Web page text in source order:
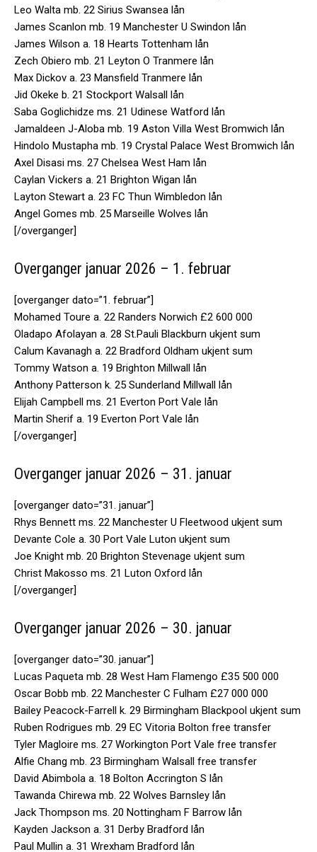
Leo Walta mb. 22 Sirius Swansea lån
James Scanlon mb. 19 Manchester U Swindon lån
James Wilson a. 18 Hearts Tottenham lån
Zech Obiero mb. 21 Leyton O Tranmere lån
Max Dickov a. 23 Mansfield Tranmere lån
Jid Okeke b. 21 Stockport Walsall lån
Saba Goglichidze ms. 21 Udinese Watford lån
Jamaldeen J-Aloba mb. 19 Aston Villa West Bromwich lån
Hindolo Mustapha mb. 19 Crystal Palace West Bromwich lån
Axel Disasi ms. 27 Chelsea West Ham lån
Caylan Vickers a. 21 Brighton Wigan lån
Layton Stewart a. 23 FC Thun Wimbledon lån
Angel Gomes mb. 25 Marseille Wolves lån
[/overganger]
Overganger januar 2026 – 1. februar
[overganger dato=”1. februar”]
Mohamed Toure a. 22 Randers Norwich £2 600 000
Oladapo Afolayan a. 28 St.Pauli Blackburn ukjent sum
Calum Kavanagh a. 22 Bradford Oldham ukjent sum
Tommy Watson a. 19 Brighton Millwall lån
Anthony Patterson k. 25 Sunderland Millwall lån
Elijah Campbell ms. 21 Everton Port Vale lån
Martin Sherif a. 19 Everton Port Vale lån
[/overganger]
Overganger januar 2026 – 31. januar
[overganger dato=”31. januar”]
Rhys Bennett ms. 22 Manchester U Fleetwood ukjent sum
Devante Cole a. 30 Port Vale Luton ukjent sum
Joe Knight mb. 20 Brighton Stevenage ukjent sum
Christ Makosso ms. 21 Luton Oxford lån
[/overganger]
Overganger januar 2026 – 30. januar
[overganger dato=”30. januar”]
Lucas Paqueta mb. 28 West Ham Flamengo £35 500 000
Oscar Bobb mb. 22 Manchester C Fulham £27 000 000
Bailey Peacock-Farrell k. 29 Birmingham Blackpool ukjent sum
Ruben Rodrigues mb. 29 EC Vitoria Bolton free transfer
Tyler Magloire ms. 27 Workington Port Vale free transfer
Alfie Chang mb. 23 Birmingham Walsall free transfer
David Abimbola a. 18 Bolton Accrington S lån
Tawanda Chirewa mb. 22 Wolves Barnsley lån
Jack Thompson ms. 20 Nottingham F Barrow lån
Kayden Jackson a. 31 Derby Bradford lån
Paul Mullin a. 31 Wrexham Bradford lån